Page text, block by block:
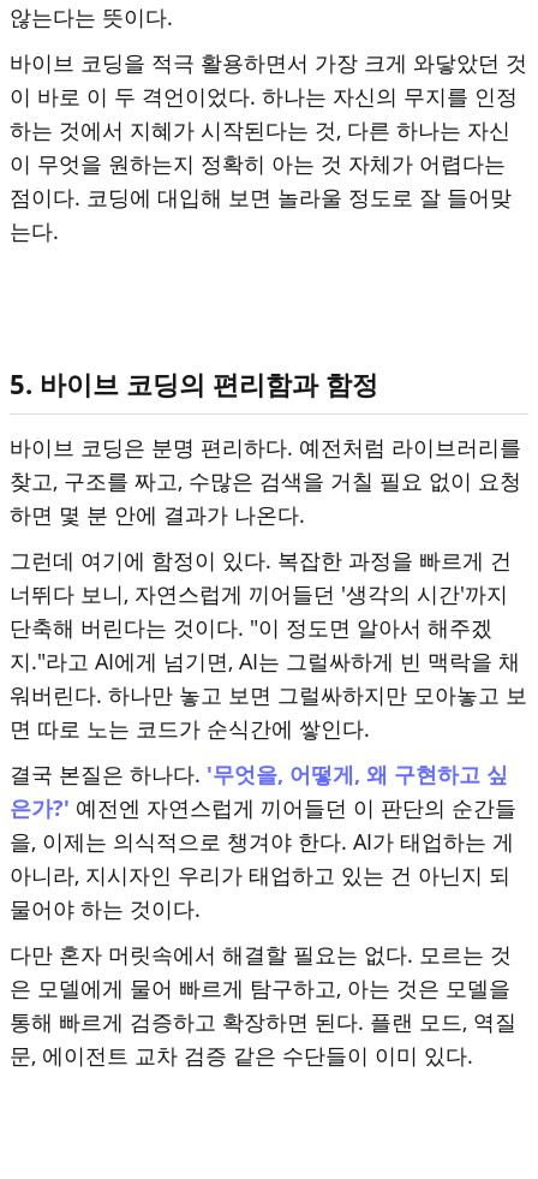
않는다는 뜻이다.
바이브 코딩을 적극 활용하면서 가장 크게 와닿았던 것
이 바로 이 두 격언이었다. 하나는 자신의 무지를 인정
하는 것에서 지혜가 시작된다는 것, 다른 하나는 자신
이 무엇을 원하는지 정확히 아는 것 자체가 어렵다는
점이다. 코딩에 대입해 보면 놀라울 정도로 잘 들어맞
는다.
5. 바이브 코딩의 편리함과 함정
바이브 코딩은 분명 편리하다. 예전처럼 라이브러리를
찾고, 구조를 짜고, 수많은 검색을 거칠 필요 없이 요청
하면 몇 분 안에 결과가 나온다.
그런데 여기에 함정이 있다. 복잡한 과정을 빠르게 건
너뛰다 보니, 자연스럽게 끼어들던 '생각의 시간'까지
단축해 버린다는 것이다. "이 정도면 알아서 해주겠
지."라고 AI에게 넘기면, AI는 그럴싸하게 빈 맥락을 채
워버린다. 하나만 놓고 보면 그럴싸하지만 모아놓고 보
면 따로 노는 코드가 순식간에 쌓인다.
결국 본질은 하나다. '무엇을, 어떻게, 왜 구현하고 싶
은가?' 예전엔 자연스럽게 끼어들던 이 판단의 순간들
을, 이제는 의식적으로 챙겨야 한다. AI가 태업하는 게
아니라, 지시자인 우리가 태업하고 있는 건 아닌지 되
물어야 하는 것이다.
다만 혼자 머릿속에서 해결할 필요는 없다. 모르는 것
은 모델에게 물어 빠르게 탐구하고, 아는 것은 모델을
통해 빠르게 검증하고 확장하면 된다. 플랜 모드, 역질
문, 에이전트 교차 검증 같은 수단들이 이미 있다.